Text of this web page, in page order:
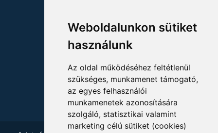
Weboldalunkon sütiket
használunk
Az oldal működéséhez feltétlenül
szükséges, munkamenet támogató,
az egyes felhasználói
munkamenetek azonosítására
szolgáló, statisztikai valamint
marketing célú sütiket (cookies)
+36 1 880 7600